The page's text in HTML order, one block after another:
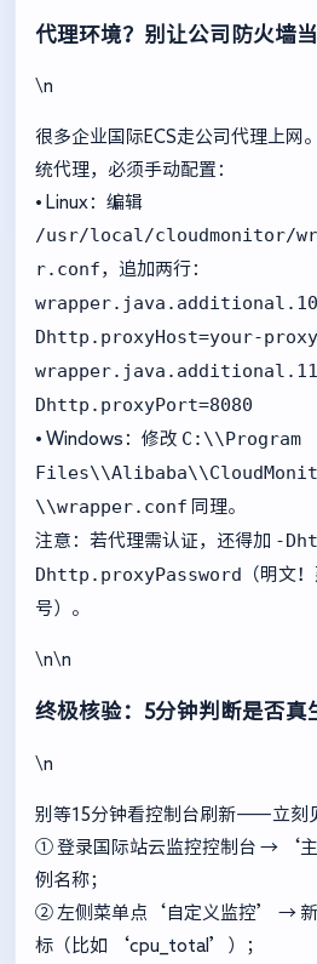
代理环境？别让公司防火墙
\n
很多企业国际ECS走公司代理上网
统代理，必须手动配置：
• Linux：编辑
/usr/local/cloudmonitor/
r.conf ，追加两行：
Dhttp.proxyHost=your-
Dhttp.proxyPort=8080
• Windows：修改 C:\\Program
\\wrapper.conf 同理。
注意：若代理需认证，还得加 -
Dhttp.proxyPassword
（明文
号）。
\n\n
终极核验：5分钟判断是否真
\n
别等15分钟看控制台刷新——立刻
① 登录国际站云监控控制台 → ‘
例名称；
② 左侧菜单点‘自定义监控’ →
标（比如 ‘cpu_total’）；